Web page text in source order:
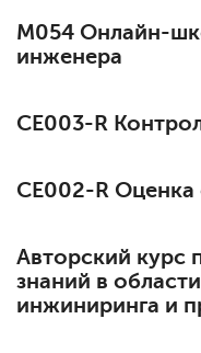
М054 Онлайн-
инженера
СЕ003-R
СЕ002-R Оценка
Авторский курс
знаний в
инжиниринга и